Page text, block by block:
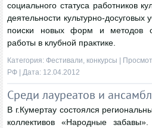
социального статуса работников
деятельности культурно-досуговых
поиски новых форм и методов
работы в клубной практике.
Категория: Фестивали, конкурсы |
РФ | Дата: 12.04.2012
Среди лауреатов и
В г.Кумертау состоялся
коллективов «Народные